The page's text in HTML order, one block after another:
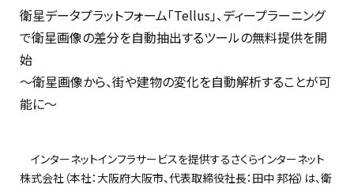
衛星データプラットフォーム「Tellus」、ディープラーニング
で衛星画像の差分を自動抽出するツールの無料提供を開
始
〜衛星画像から、街や建物の変化を自動解析することが可
能に〜
インターネットインフラサービスを提供するさくらインターネット
株式会社（本社：大阪府大阪市、代表取締役社長：田中 邦裕）は、衛